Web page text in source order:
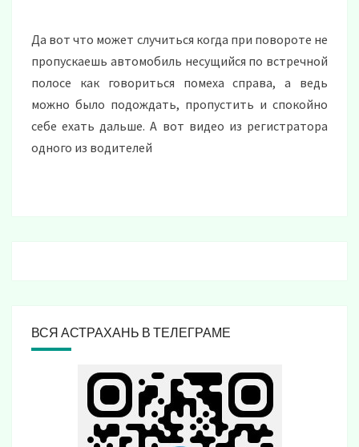
Да вот что может случиться когда при повороте не
пропускаешь автомобиль несущийся по встречной
полосе как говориться помеха справа, а ведь
можно было подождать, пропустить и спокойно
себе ехать дальше. А вот видео из регистратора
одного из водителей
ВСЯ АСТРАХАНЬ В ТЕЛЕГРАМЕ